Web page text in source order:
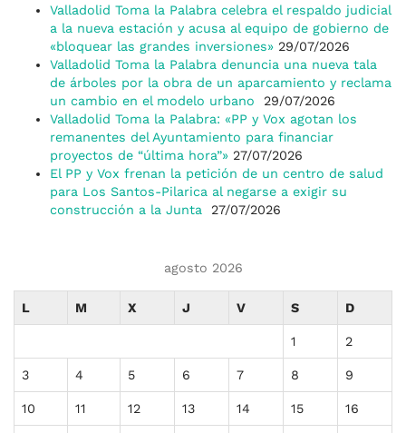
Valladolid Toma la Palabra celebra el respaldo judicial
a la nueva estación y acusa al equipo de gobierno de
«bloquear las grandes inversiones» 29/07/2026
Valladolid Toma la Palabra denuncia una nueva tala
de árboles por la obra de un aparcamiento y reclama
un cambio en el modelo urbano
29/07/2026
Valladolid Toma la Palabra: «PP y Vox agotan los
remanentes del Ayuntamiento para financiar
proyectos de “última hora”» 27/07/2026
El PP y Vox frenan la petición de un centro de salud
para Los Santos-Pilarica al negarse a exigir su
construcción a la Junta
27/07/2026
agosto 2026
L M X J V S D
1 2
3 4 5 6 7 8 9
10 11 12 13 14 15 16